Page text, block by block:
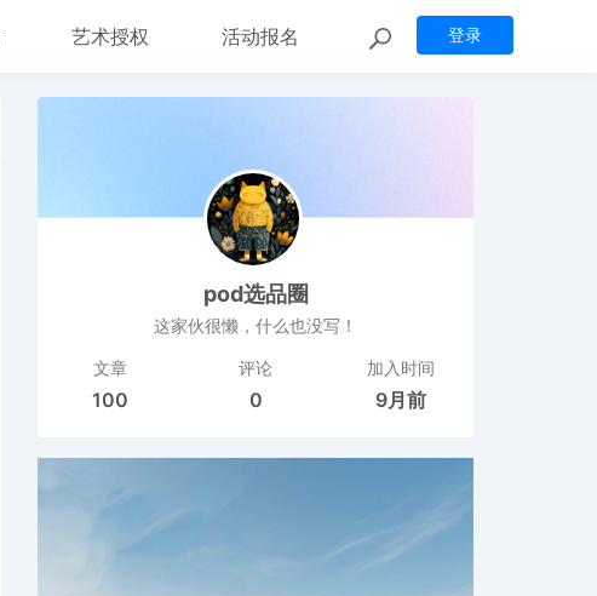
登录
艺术授权 活动报名
pod选品圈
这家伙很懒，什么也没写！
文章
100
评论
0
加入时间
9月前